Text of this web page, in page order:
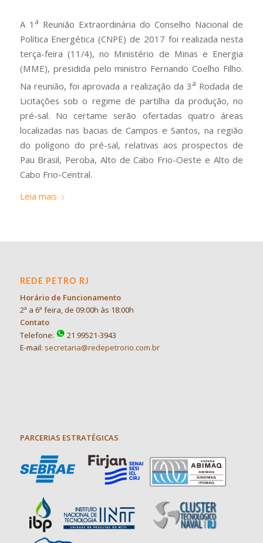
A 1 a Reunião Extraordinária do Conselho Nacional de
Política Energética (CNPE) de 2017 foi realizada nesta
terça-feira (11/4), no Ministério de Minas e Energia
(MME), presidida pelo ministro Fernando Coelho Filho.
Na reunião, foi aprovada a realização da 3a Rodada de
Licitações sob o regime de partilha da produção, no
pré-sal. No certame serão ofertadas quatro áreas
localizadas nas bacias de Campos e Santos, na região
do polígono do pré-sal, relativas aos prospectos de
Pau Brasil, Peroba, Alto de Cabo Frio-Oeste e Alto de
Cabo Frio-Central.
Leia mais
REDE PETRO RJ
Horário de Funcionamento
2ª a 6ª feira, de 09:00h às 18:00h
Contato
Telefone:
21 99521-3943
E-mail: secretaria@redepetrorio.com.br
PARCERIAS ESTRATÉGICAS